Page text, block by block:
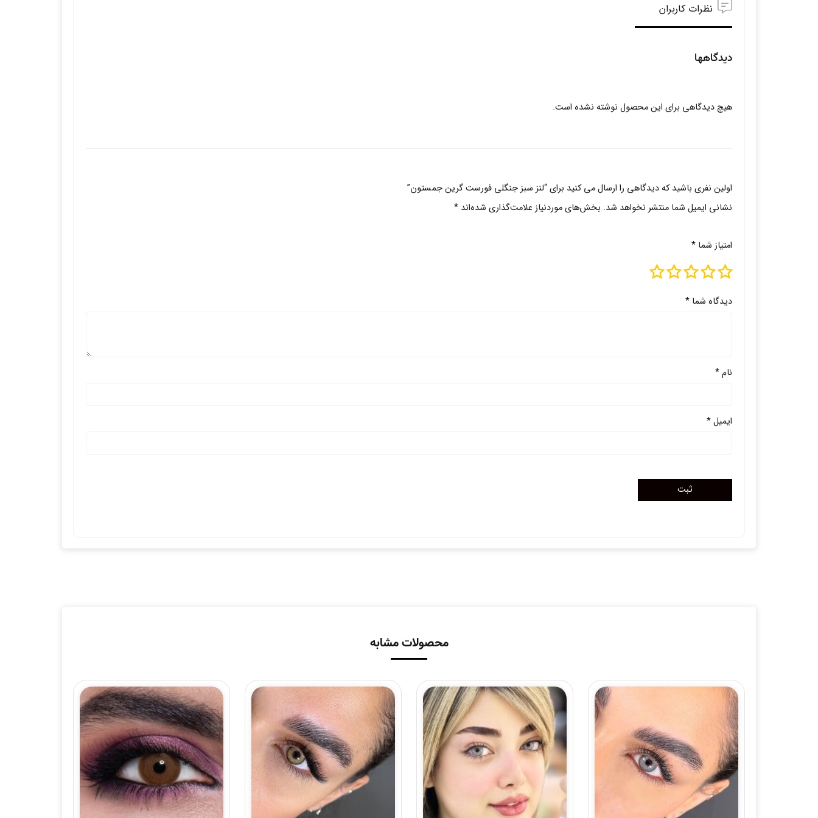
نظرات کاربران
دیدگاهها
هیچ دیدگاهی برای این محصول نوشته نشده است.
اولین نفری باشید که دیدگاهی را ارسال می کنید برای “لنز سبز جنگلی فورست گرین جمستون”
نشانی ایمیل شما منتشر نخواهد شد. بخش‌های موردنیاز علامت‌گذاری شده‌اند *
امتیاز شما *
دیدگاه شما *
نام*
ایمیل*
محصولات مشابه